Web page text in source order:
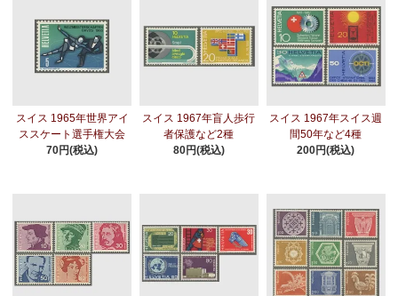
スイス 1965年世界アイ
ススケート選手権大会
70円(税込)
スイス 1967年盲人歩行
者保護など2種
80円(税込)
スイス 1967年スイス週
間50年など4種
200円(税込)